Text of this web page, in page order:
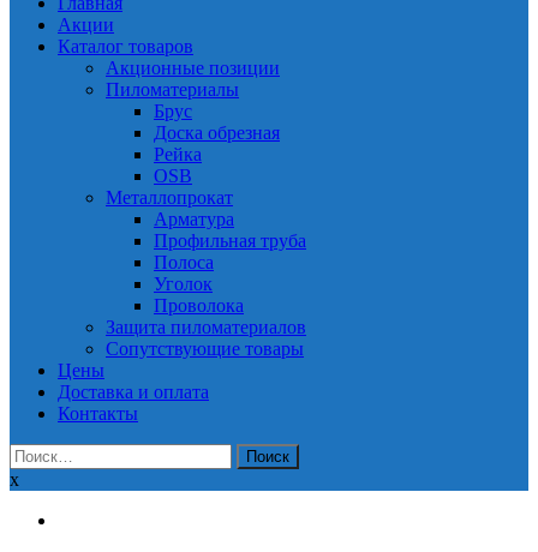
Акции
Каталог товаров
Акционные позиции
Пиломатериалы
Брус
Доска обрезная
Рейка
OSB
Металлопрокат
Арматура
Профильная труба
Полоса
Уголок
Проволока
Защита пиломатериалов
Сопутствующие товары
Цены
Доставка и оплата
Контакты
Найти:
x